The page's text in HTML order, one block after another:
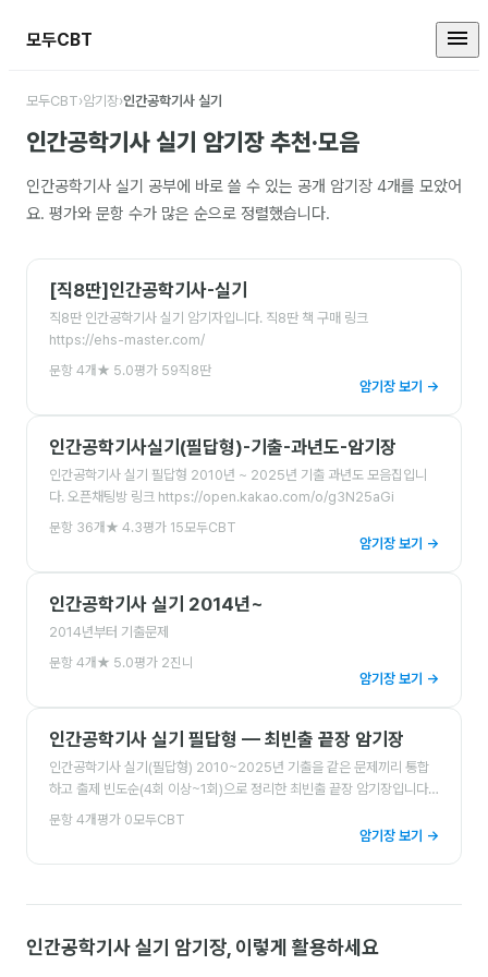
모두CBT
인간공학기사 실기 암기장 모음
모두CBT›암기장›인간공학기사 실기
인간공학기사 실기 암기장 추천·모음
인간공학기사 실기 공부에 바로 쓸 수 있는 공개 암기장 4개를 모았어
요. 평가와 문항 수가 많은 순으로 정렬했습니다.
[직8딴]인간공학기사-실기
직8딴 인간공학기사 실기 암기자입니다. 직8딴 책 구매 링크
https://ehs-master.com/
문항 4개 ★ 5.0평가 59직8딴
암기장 보기 →
인간공학기사실기(필답형)-기출-과년도-암기장
인간공학기사 실기 필답형 2010년 ~ 2025년 기출 과년도 모음집입니
다. 오픈채팅방 링크 https://open.kakao.com/o/g3N25aGi
문항 36개 ★ 4.3평가 15모두CBT
암기장 보기 →
인간공학기사 실기 2014년~
2014년부터 기출문제
문항 4개 ★ 5.0평가 2진니
암기장 보기 →
인간공학기사 실기 필답형 — 최빈출 끝장 암기장
인간공학기사 실기(필답형) 2010~2025년 기출을 같은 문제끼리 통합
하고 출제 빈도순(4회 이상~1회)으로 정리한 최빈출 끝장 암기장입니다.
각 문제 상단에 출제 회차를 표기했으며, 계산문제는 풀이과정을 함께 담
문항 4개 평가 0모두CBT
암기장 보기 →
인간공학기사 실기 암기장, 이렇게 활용하세요